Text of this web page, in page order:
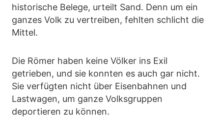
historische Belege, urteilt Sand. Denn um ein
ganzes Volk zu vertreiben, fehlten schlicht die
Mittel.
Die Römer haben keine Völker ins Exil
getrieben, und sie konnten es auch gar nicht.
Sie verfügten nicht über Eisenbahnen und
Lastwagen, um ganze Volksgruppen
deportieren zu können.